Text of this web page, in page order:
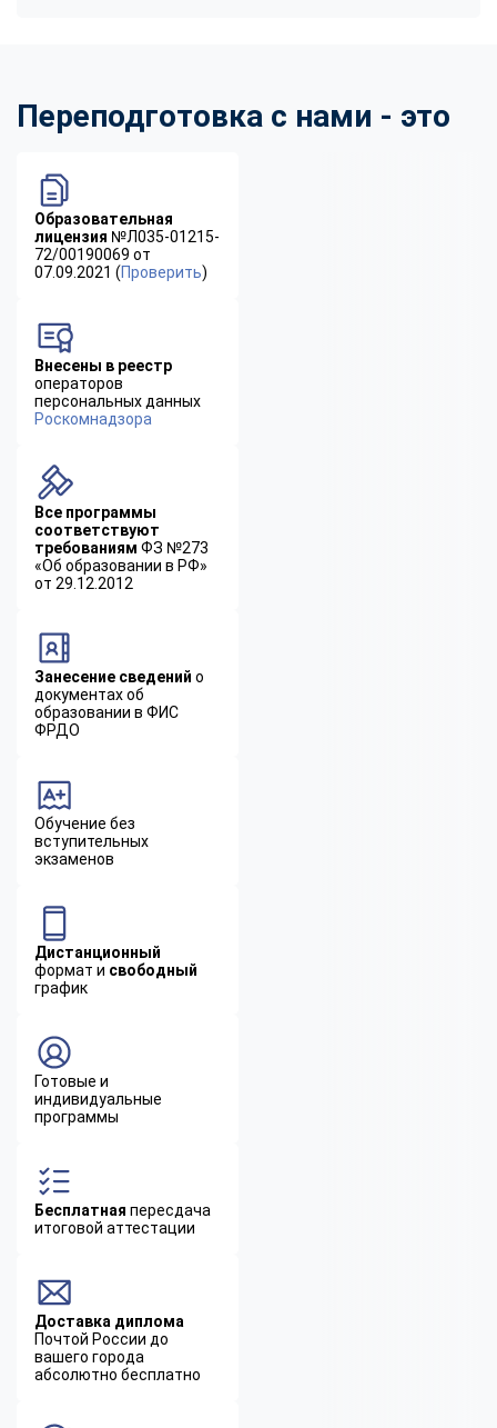
Переподготовка с нами - это
Образовательная
лицензия №Л035-01215-
72/00190069 от
07.09.2021 (Проверить)
Внесены в реестр
операторов
персональных данных
Роскомнадзора
Все программы
соответствуют
требованиям ФЗ №273
«Об образовании в РФ»
от 29.12.2012
Занесение сведений о
документах об
образовании в ФИС
ФРДО
Обучение без
вступительных
экзаменов
Дистанционный
формат и свободный
график
Готовые и
индивидуальные
программы
Бесплатная пересдача
итоговой аттестации
Доставка диплома
Почтой России до
вашего города
абсолютно бесплатно